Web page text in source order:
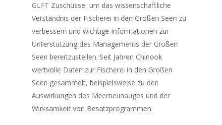
GLFT Zuschüsse, um das wissenschaftliche
Verständnis der Fischerei in den Großen Seen zu
verbessern und wichtige Informationen zur
Unterstützung des Managements der Großen
Seen bereitzustellen. Seit Jahren Chinook
wertvolle Daten zur Fischerei in den Großen
Seen gesammelt, beispielsweise zu den
Auswirkungen des Meerneunauges und der
Wirksamkeit von Besatzprogrammen.